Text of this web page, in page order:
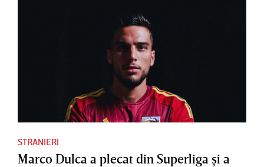
STRANIERI
Marco Dulca a plecat din Superliga şi a